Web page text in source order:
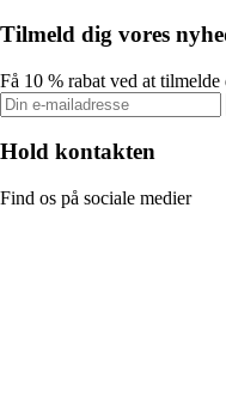
Tilmeld dig vores
Få 10 % rabat ved at
Hold kontakten
Find os på sociale medier